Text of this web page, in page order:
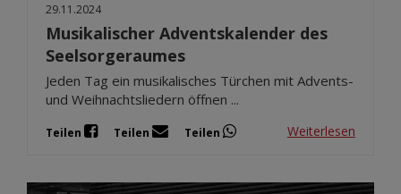
29.11.2024
Musikalischer Adventskalender des
Seelsorgeraumes
Jeden Tag ein musikalisches Türchen mit Advents-
und Weihnachtsliedern öffnen ...
Teilen Teilen Teilen Weiterlesen